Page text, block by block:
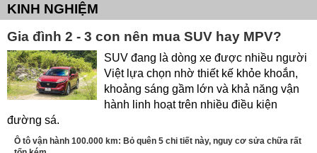
KINH NGHIỆM
Gia đình 2 - 3 con nên mua SUV hay MPV?
SUV đang là dòng xe được nhiều người
Việt lựa chọn nhờ thiết kế khỏe khoắn,
khoảng sáng gầm lớn và khả năng vận
hành linh hoạt trên nhiều điều kiện
đường sá.
Ô tô vận hành 100.000 km: Bỏ quên 5 chi tiết này, nguy cơ sửa chữa rất